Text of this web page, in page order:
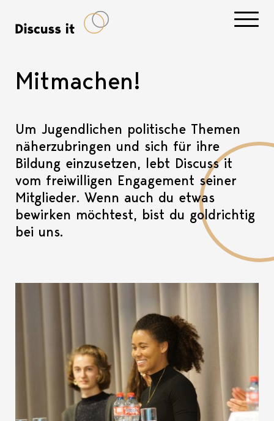
Mitmachen!
Um Jugendlichen politische Themen
näherzubringen und sich für ihre
Bildung einzusetzen, lebt Discuss it
vom freiwilligen Engagement seiner
Mitglieder. Wenn auch du etwas
bewirken möchtest, bist du goldrichtig
bei uns.